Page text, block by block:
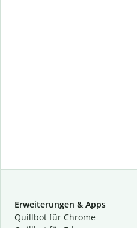
Erweiterungen & Apps
Quillbot für Chrome
Quillbot für Edge